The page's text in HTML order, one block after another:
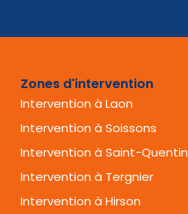
Zones d'intervention
Intervention à Laon
Intervention à Soissons
Intervention à Saint-Quentin
Intervention à Tergnier
Intervention à Hirson